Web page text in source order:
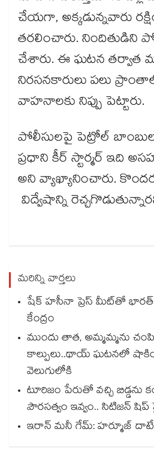
చేయగా, అక్కడున్నవారు
తరలించారు. నిందితుడిని
చేశారు. ఈ ఘటన తర్వాత
నిరసనకారులు పలు
వాహనాలకు నిప్పు పెట్టారు.
పోలీసులపై పెట్రోల్
ప్రధాని కీర్ స్టార్మర్ ఇది
అని వ్యాఖ్యానించారు.
విద్వేషాన్ని
మరిన్ని వార్తలు
షేక్ హసీనా ప్రెస్ మీట్‎తో
కేంద్రం
ముందు తాత, అమ్మమ్మను
కాల్పులు..థాయ్ ఘటనలో
వెలుగులోకి
టూరిజం పేరుతో వచ్చి బిడ్డను
పౌరసత్వం ఇవ్వం.. సిటిజన్ షిప్
ఇరాన్ మనీ గేమ్: హర్మూజ్ దాటే